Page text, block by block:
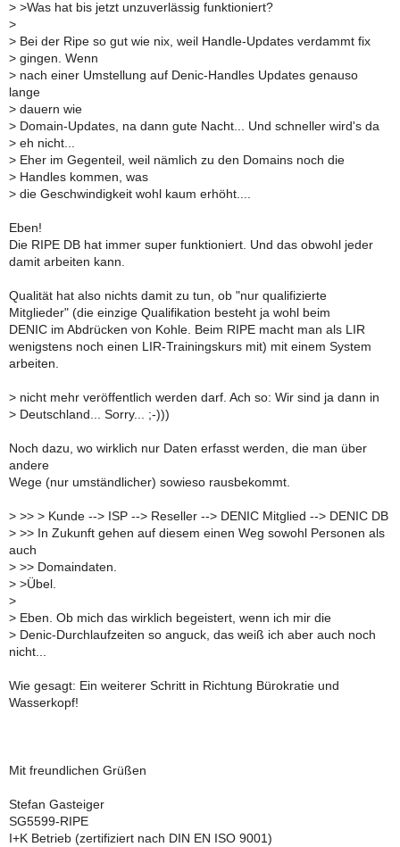
> >Was hat bis jetzt unzuverlässig funktioniert?
>
> Bei der Ripe so gut wie nix, weil Handle-Updates verdammt fix
> gingen. Wenn
> nach einer Umstellung auf Denic-Handles Updates genauso
lange
> dauern wie
> Domain-Updates, na dann gute Nacht... Und schneller wird's da
> eh nicht...
> Eher im Gegenteil, weil nämlich zu den Domains noch die
> Handles kommen, was
> die Geschwindigkeit wohl kaum erhöht....
Eben!
Die RIPE DB hat immer super funktioniert. Und das obwohl jeder
damit arbeiten kann.
Qualität hat also nichts damit zu tun, ob "nur qualifizierte
Mitglieder" (die einzige Qualifikation besteht ja wohl beim
DENIC im Abdrücken von Kohle. Beim RIPE macht man als LIR
wenigstens noch einen LIR-Trainingskurs mit) mit einem System
arbeiten.
> nicht mehr veröffentlich werden darf. Ach so: Wir sind ja dann in
> Deutschland... Sorry... ;-)))
Noch dazu, wo wirklich nur Daten erfasst werden, die man über
andere
Wege (nur umständlicher) sowieso rausbekommt.
> >> > Kunde --> ISP --> Reseller --> DENIC Mitglied --> DENIC DB
> >> In Zukunft gehen auf diesem einen Weg sowohl Personen als
auch
> >> Domaindaten.
> >Übel.
>
> Eben. Ob mich das wirklich begeistert, wenn ich mir die
> Denic-Durchlaufzeiten so anguck, das weiß ich aber auch noch
nicht...
Wie gesagt: Ein weiterer Schritt in Richtung Bürokratie und
Wasserkopf!
Mit freundlichen Grüßen
Stefan Gasteiger
SG5599-RIPE
I+K Betrieb (zertifiziert nach DIN EN ISO 9001)